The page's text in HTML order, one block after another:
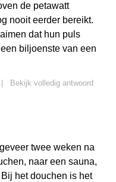
de petawatt
nooit eerder bereikt.
dat hun puls
biljoenste van een
Bekijk volledig antwoord
twee weken na
naar een sauna,
het douchen is het